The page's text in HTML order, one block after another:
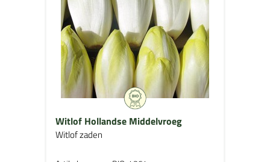
Witlof Hollandse Middelvroeg
Witlof zaden